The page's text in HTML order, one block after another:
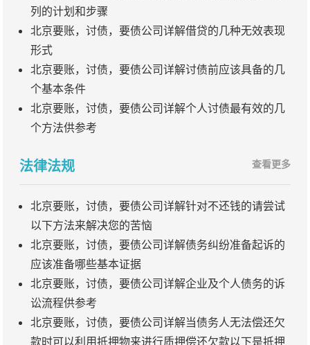
列的计划和步骤
北京要账，讨债，要债公司详解借贷的几种无效表现
形式
北京要账，讨债，要债公司详解讨债前应该具备的几
个基本条件
北京要账，讨债，要债公司详解个人讨债最有效的几
个方法供参考
法律法规 查看更多
北京要账，讨债，要债公司详解针对不还钱的请尝试
以下方法来解决您的苦恼
北京要账，讨债，要债公司详解债务纠纷准备起诉的
应该准备哪些基本证据
北京要账，讨债，要债公司详解企业及个人债务的诉
讼流程供参考
北京要账，讨债，要债公司详解当债务人无法偿还欠
款时可以利用抵押物来进行质押偿还欠款以下是抵押